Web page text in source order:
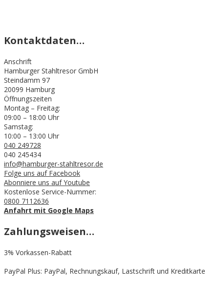
Kontaktdaten…
Anschrift
Hamburger Stahltresor GmbH
Steindamm 97
20099 Hamburg
Öffnungszeiten
Montag – Freitag:
09:00 – 18:00 Uhr
Samstag:
10:00 – 13:00 Uhr
040 249728
040 245434
info@hamburger-stahltresor.de
Folge uns auf Facebook
Abonniere uns auf Youtube
Kostenlose Service-Nummer:
0800 7112636
Anfahrt mit Google Maps
Zahlungsweisen…
3% Vorkassen-Rabatt
PayPal Plus: PayPal, Rechnungskauf, Lastschrift und Kreditkarte